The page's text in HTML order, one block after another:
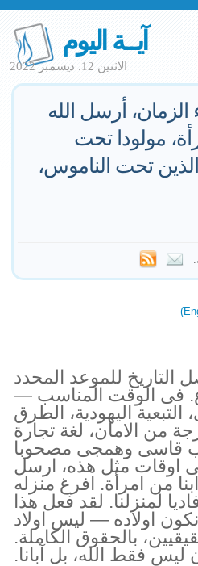
آيــة اليوم
الاثنين 12. ديسمبر 2022
أرسل الله
مولودا تحت
تحت الناموس،
التاريخ للموعد المحدد
فى الوقت المناسب —
التبعية اليهودية، الطرق
من الامان، لغة تجارة
قاسى وهمجى مصحوبا
فى اوقات مثل هذه، ارسل
من امرأة. افرغ منزله
لمنزلنا. لقد فعل هذا
اولاده — ليس اولاد
بالحقوق الكاملة.
فقط الله، بل آبانا.